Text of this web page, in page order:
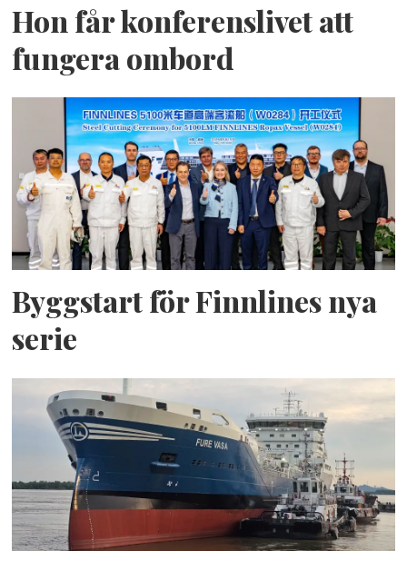
Hon får konferenslivet att
fungera ombord
Byggstart för Finnlines nya
serie